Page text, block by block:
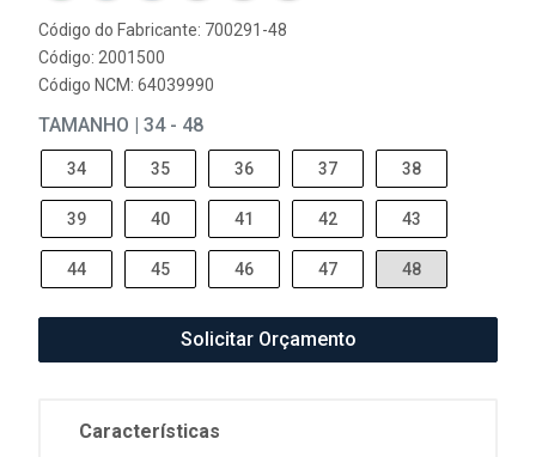
Código do Fabricante: 700291-48
Código: 2001500
Código NCM: 64039990
TAMANHO | 34 - 48
34 35 36 37 38
39 40 41 42 43
44 45 46 47 48
Solicitar Orçamento
Características